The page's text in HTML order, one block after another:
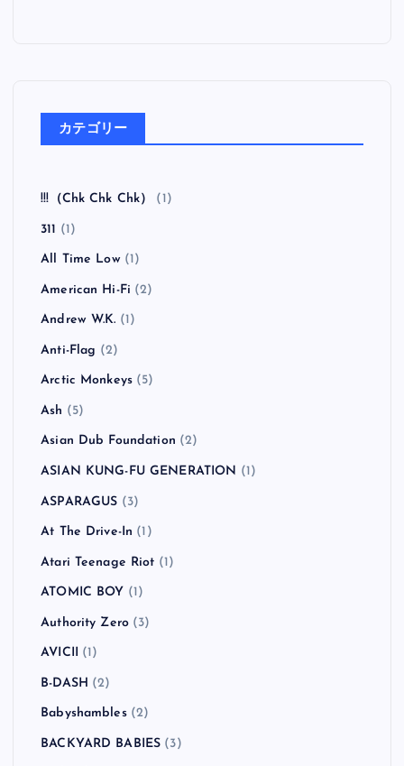
カテゴリー
!!!（Chk Chk Chk） (1)
311 (1)
All Time Low(1)
American Hi-Fi (2)
Andrew W.K. (1)
Anti-Flag (2)
Arctic Monkeys (5)
Ash (5)
Asian Dub Foundation (2)
ASIAN KUNG-FU GENERATION (1)
ASPARAGUS (3)
At The Drive-In (1)
Atari Teenage Riot (1)
ATOMIC BOY (1)
Authority Zero (3)
AVICII (1)
B-DASH (2)
Babyshambles(2)
BACKYARD BABIES (3)